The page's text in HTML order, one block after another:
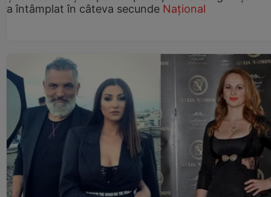
a întâmplat în câteva secunde Național